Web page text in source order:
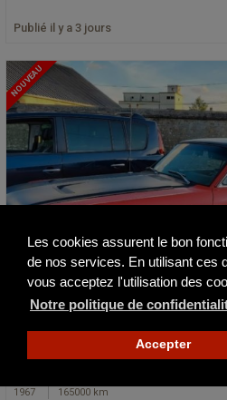
Les cookies assurent le bon
de nos services. En utilisant ces
vous acceptez l'utilisation des
Notre politique de
Accepter
Publié il y a 3 jours
NOUVEAU
1967 165000 km